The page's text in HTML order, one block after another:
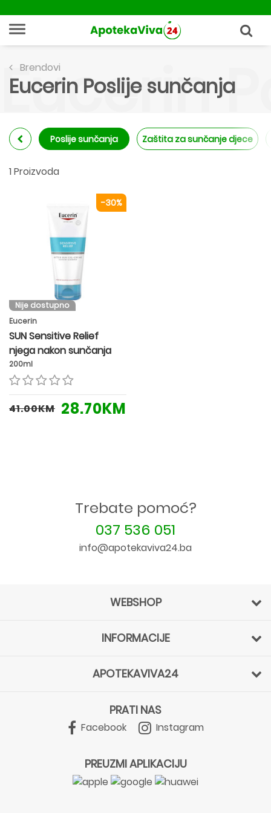
Brendovi
Eucerin Poslije sunčanja
Eucerin
Poslije sunčanja Zaštita za sunčanje djece
1 Proizvoda
-30%
Nije dostupno
Eucerin
SUN Sensitive Relief
njega nakon sunčanja
200ml
41.00KM 28.70KM
Trebate pomoć?
037 536 051
info@apotekaviva24.ba
WEBSHOP
INFORMACIJE
APOTEKAVIVA24
PRATI NAS
Facebook Instagram
PREUZMI APLIKACIJU